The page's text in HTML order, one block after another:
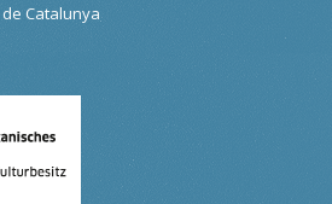
Catalunya